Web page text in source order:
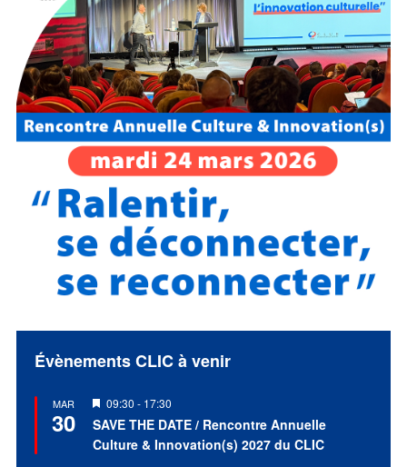
Évènements CLIC à venir
MAR
30
Mis
en
avant
09:30 - 17:30
SAVE THE DATE / Rencontre Annuelle
Culture & Innovation(s) 2027 du CLIC